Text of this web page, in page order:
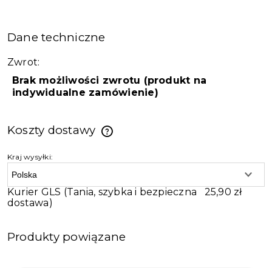
Dane techniczne
Zwrot:
Brak możliwości zwrotu (produkt na
indywidualne zamówienie)
Koszty dostawy
Kraj wysyłki:
Kurier GLS (Tania, szybka i bezpieczna
dostawa)
25,90 zł
Produkty powiązane